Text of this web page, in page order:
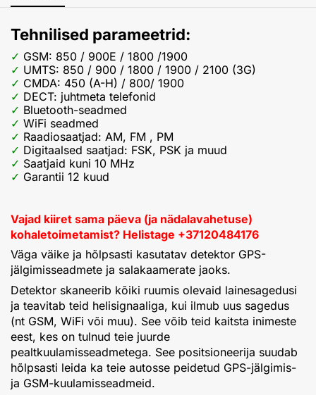
Tehnilised parameetrid:
GSM: 850 / 900E / 1800 /1900
UMTS: 850 / 900 / 1800 / 1900 / 2100 (3G)
CMDA: 450 (A-H) / 800/ 1900
DECT: juhtmeta telefonid
Bluetooth-seadmed
WiFi seadmed
Raadiosaatjad: AM, FM , PM
Digitaalsed saatjad: FSK, PSK ja muud
Saatjaid kuni 10 MHz
Garantii 12 kuud
Vajad kiiret sama päeva (ja nädalavahetuse)
kohaletoimetamist? Helistage +37120484176
Väga väike ja hõlpsasti kasutatav detektor GPS-
jälgimisseadmete ja salakaamerate jaoks.
Detektor skaneerib kõiki ruumis olevaid lainesagedusi
ja teavitab teid helisignaaliga, kui ilmub uus sagedus
(nt GSM, WiFi või muu). See võib teid kaitsta inimeste
eest, kes on tulnud teie juurde
pealtkuulamisseadmetega. See positsioneerija suudab
hõlpsasti leida ka teie autosse peidetud GPS-jälgimis-
ja GSM-kuulamisseadmeid.